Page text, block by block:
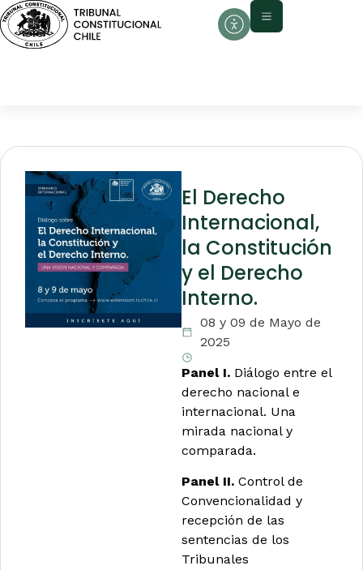
El Derecho
Internacional,
la Constitución
y el Derecho
Interno.
08 y 09 de Mayo de
2025
Panel I. Diálogo entre el
derecho nacional e
internacional. Una
mirada nacional y
comparada.
Panel II. Control de
Convencionalidad y
recepción de las
sentencias de los
Tribunales